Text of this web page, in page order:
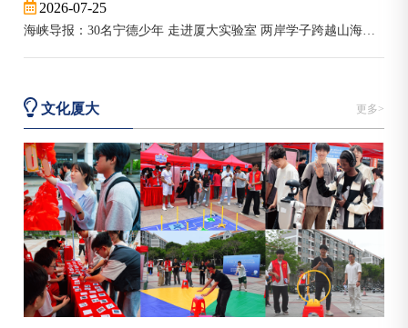
【至善大讲堂】重释中国现代性：进步史观与其他反
南光一202
【至善大讲堂】分类分层管理与五理新论
2025-09-01 10:00:19
保欣丽英楼（嘉庚一）404教室
【至善大讲堂】 王德威：写在南方之南
2026-07-25
文化厦大 更多>